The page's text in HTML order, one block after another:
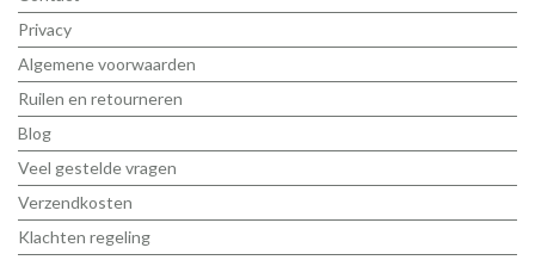
Privacy
Algemene voorwaarden
Ruilen en retourneren
Blog
Veel gestelde vragen
Verzendkosten
Klachten regeling